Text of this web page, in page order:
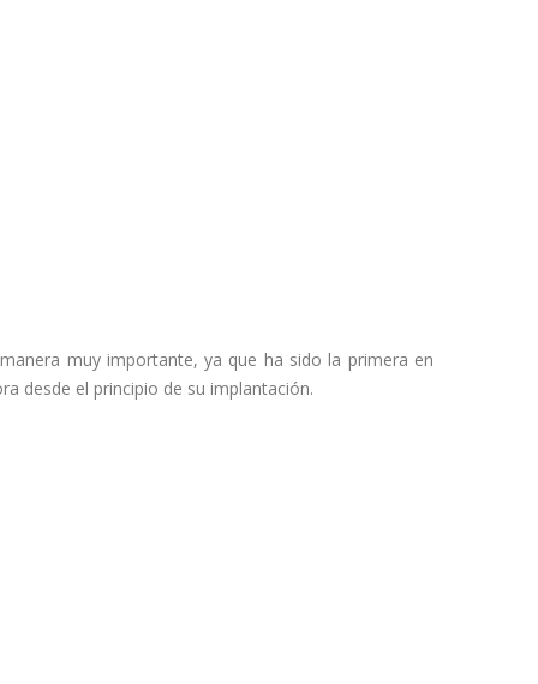
muy importante, ya que ha sido la primera en
desde el principio de su implantación.